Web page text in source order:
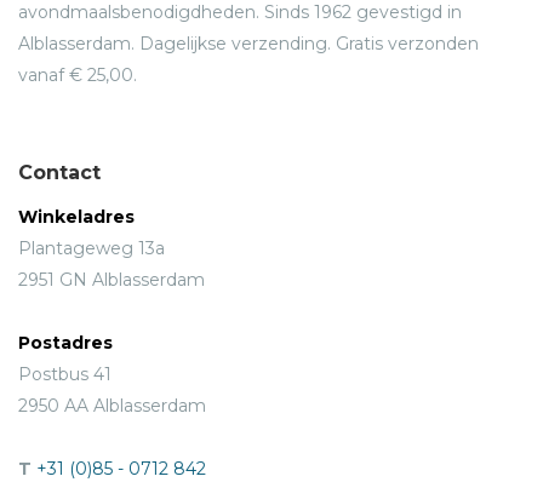
avondmaalsbenodigdheden. Sinds 1962 gevestigd in
Alblasserdam. Dagelijkse verzending. Gratis verzonden
vanaf € 25,00.
Contact
Winkeladres
Plantageweg 13a
2951 GN Alblasserdam
Postadres
Postbus 41
2950 AA Alblasserdam
T +31 (0)85 - 0712 842